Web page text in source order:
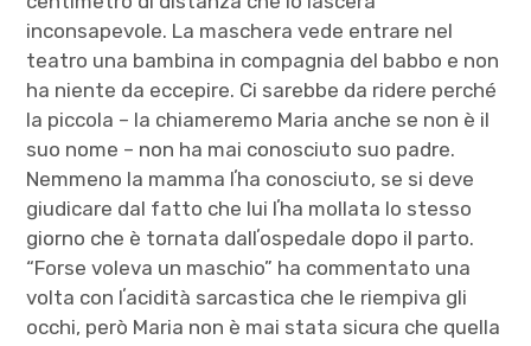
inconsapevole. La maschera vede entrare nel
teatro una bambina in compagnia del babbo e non
ha niente da eccepire. Ci sarebbe da ridere perché
la piccola – la chiameremo Maria anche se non è il
suo nome – non ha mai conosciuto suo padre.
Nemmeno la mamma lʼha conosciuto, se si deve
giudicare dal fatto che lui lʼha mollata lo stesso
giorno che è tornata dallʼospedale dopo il parto.
“Forse voleva un maschio” ha commentato una
volta con lʼacidità sarcastica che le riempiva gli
occhi, però Maria non è mai stata sicura che quella